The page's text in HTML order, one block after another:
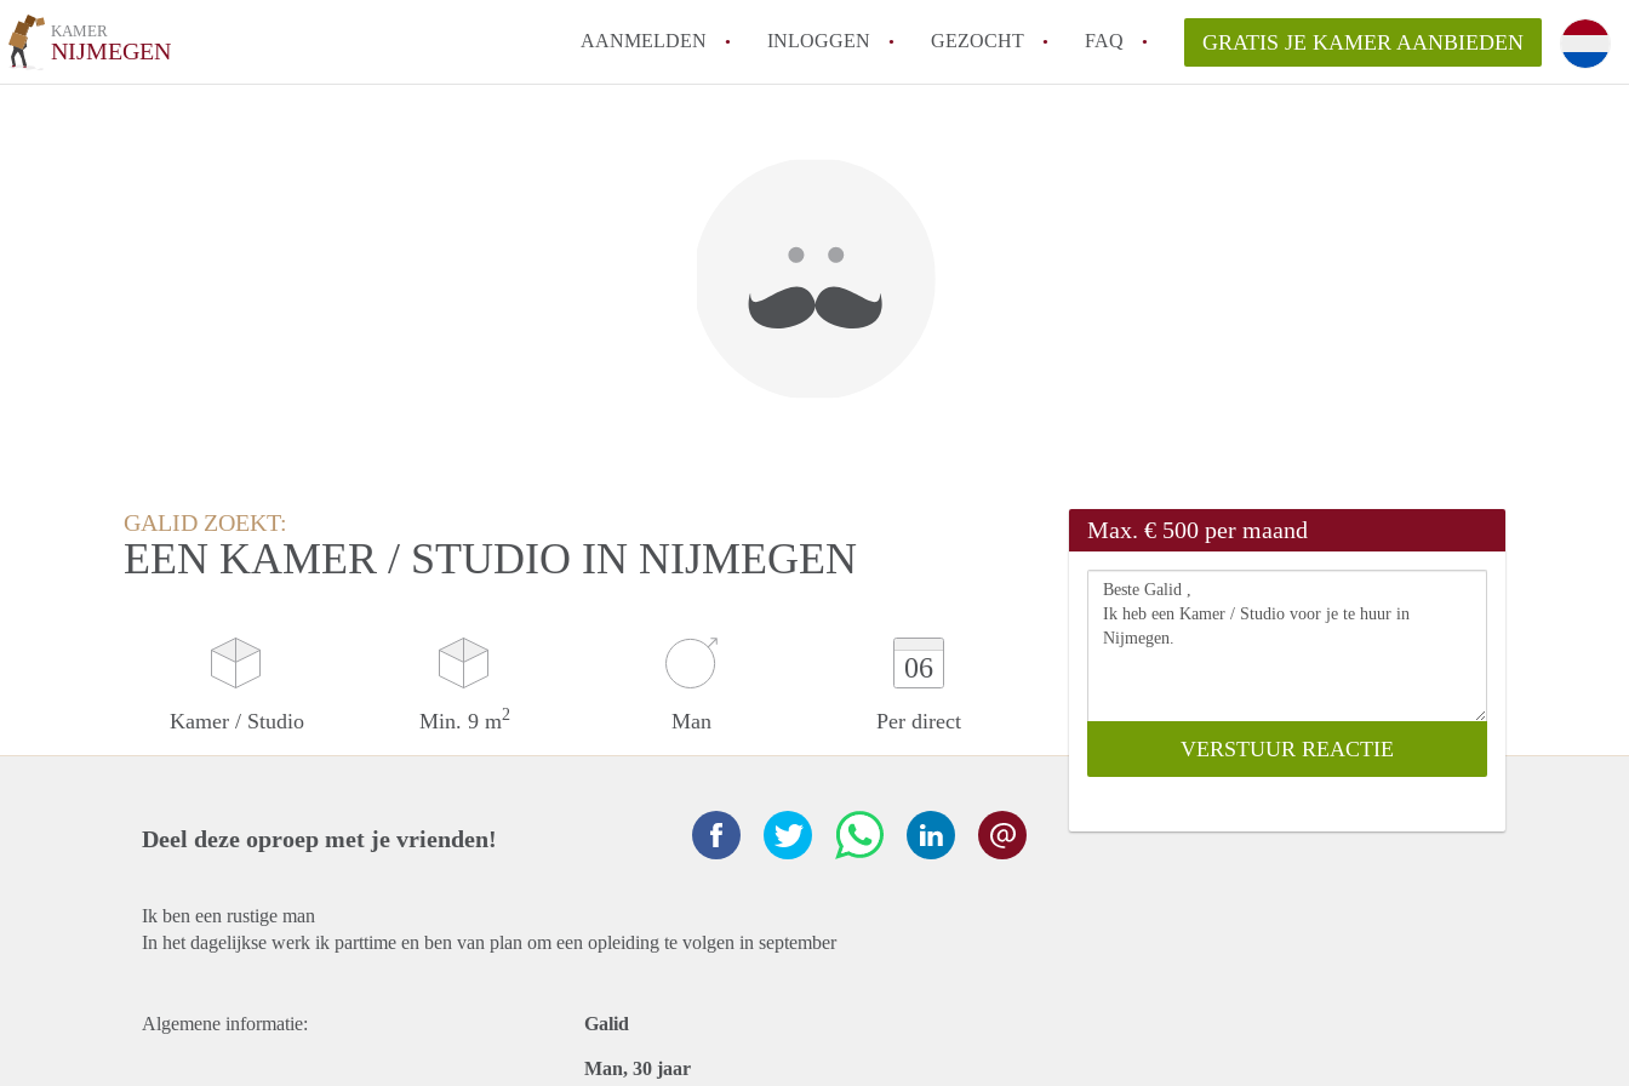
KAMER
NIJMEGEN AANMELDEN INLOGGEN GEZOCHT FAQ
in Nijmegen?
GRATIS JE KAMER AANBIEDEN
GALID ZOEKT:
EEN KAMER / STUDIO IN NIJMEGEN
Kamer / Studio Min. 9 m2 Man
06
Per direct
Max. € 500 per maand
Deel deze oproep met je vrienden!
Ik ben een rustige man
In het dagelijkse werk ik parttime en ben van plan om een opleiding te volgen in september
Algemene informatie: Galid
Man, 30 jaar